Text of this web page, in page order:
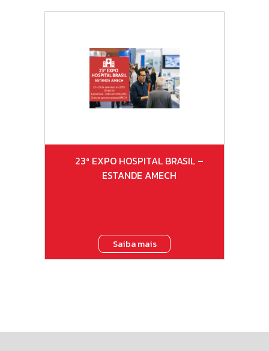
23ª EXPO HOSPITAL BRASIL –
ESTANDE AMECH
Saiba mais